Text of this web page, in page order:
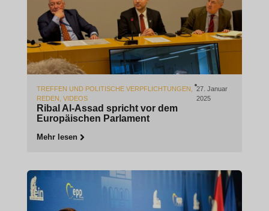
TREFFEN UND POLITISCHE VERPFLICHTUNGEN
REDEN
VIDEOS
27. Januar
2025
Ribal Al-Assad spricht vor dem
Europäischen Parlament
Mehr lesen